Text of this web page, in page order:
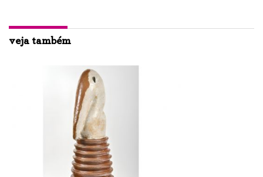
veja também